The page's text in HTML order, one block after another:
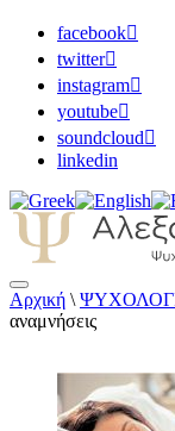
facebook
twitter
instagram
youtube
soundcloud
linkedin
Αλεξάνδρα
Αρχική \
αναμνήσεις